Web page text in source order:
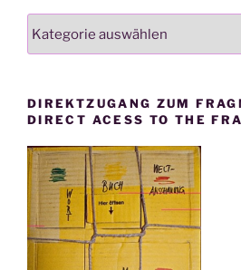
DIREKTZUGANG ZUM
DIRECT ACESS TO THE